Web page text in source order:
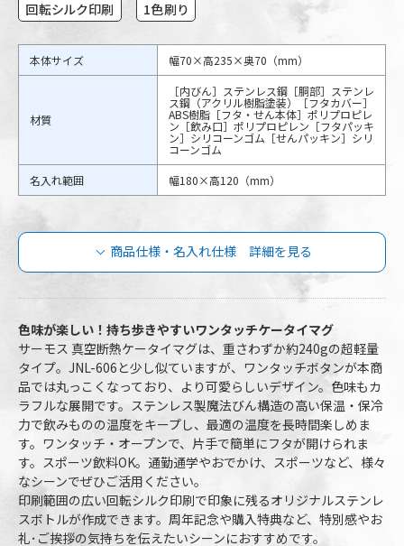
回転シルク印刷 1色刷り
本体サイズ 幅70×高235×奥70（mm）
材質
［内びん］ステンレス鋼［胴部］ステンレ
ス鋼（アクリル樹脂塗装）［フタカバー］
ABS樹脂［フタ・せん本体］ポリプロピレ
ン［飲み口］ポリプロピレン［フタパッキ
ン］シリコーンゴム［せんパッキン］シリ
コーンゴム
名入れ範囲
幅180×高120（mm）
商品仕様・名入れ仕様 詳細を見る
サーモス 真空断熱ケータイマグ ラウンド
ワンタッチ 600mlの商品仕様
品番 JNR-603-MTB
JNR-603-BL-PL
容量
600ml
本体カラー
2色より選択
最小ロット
30個
個包装
紙箱（幅75×高245×奥73mm）
のし
不可
色味が楽しい！持ち歩きやすいワンタッチケータイマグ
サーモス 真空断熱ケータイマグは、重さわずか約240gの超軽量
タイプ。JNL-606と少し似ていますが、ワンタッチボタンが本商
品では丸っこくなっており、より可愛らしいデザイン。色味もカ
ラフルな展開です。ステンレス製魔法びん構造の高い保温・保冷
力で飲みものの温度をキープし、最適の温度を長時間楽しめま
す。ワンタッチ・オープンで、片手で簡単にフタが開けられま
す。スポーツ飲料OK。通勤通学やおでかけ、スポーツなど、様々
なシーンでぜひご活用ください。
印刷範囲の広い回転シルク印刷で印象に残るオリジナルステンレ
スボトルが作成できます。周年記念や購入特典など、特別感やお
礼･ご挨拶の気持ちを伝えたいシーンにおすすめです。